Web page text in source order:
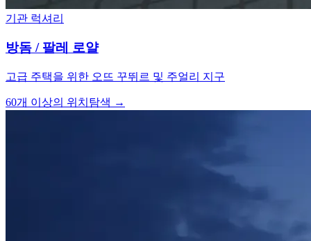
기관 럭셔리
방돔 / 팔레 로얄
고급 주택을 위한 오뜨 꾸뛰르 및 주얼리 지구
60개 이상의 위치 탐색 →